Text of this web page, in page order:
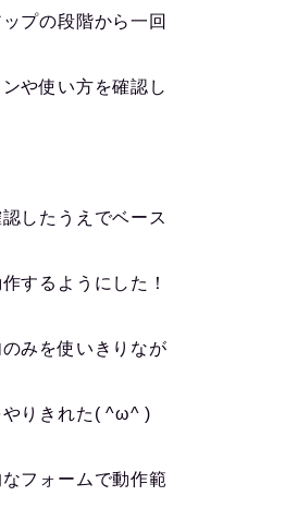
プの段階から一回
や使い方を確認し
したうえでベース
するようにした！
みを使いきりなが
やりきれた( ^ω^ )
フォームで動作範